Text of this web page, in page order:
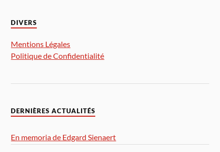
DIVERS
Mentions Légales
Politique de Confidentialité
DERNIÈRES ACTUALITÉS
En memoria de Edgard Sienaert